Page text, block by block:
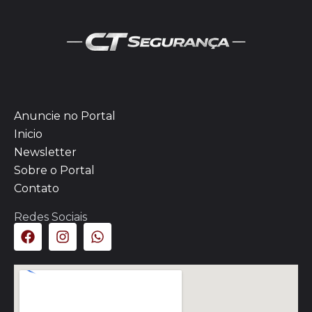
Anuncie no Portal
Inicio
Newsletter
Sobre o Portal
Contato
Redes Sociais